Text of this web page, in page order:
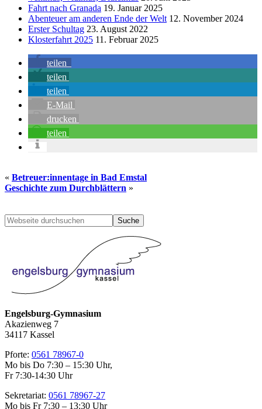
Fahrt nach Granada 19. Januar 2025
Abenteuer am anderen Ende der Welt 12. November 2024
Erster Schultag 23. August 2022
Klosterfahrt 2025 11. Februar 2025
teilen
teilen
teilen
E-Mail
drucken
teilen
« Betreuer:innentage in Bad Emstal
Geschichte zum Durchblättern »
Seitenspalte
Webseite
durchsuchen
Engelsburg-Gymnasium
Akazienweg 7
34117 Kassel
Pforte: 0561 78967-0
Mo bis Do 7:30 – 15:30 Uhr,
Fr 7:30-14:30 Uhr
Sekretariat: 0561 78967-27
Mo bis Fr 7:30 – 13:30 Uhr